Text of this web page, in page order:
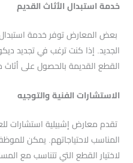
خدمة استبدال الأثاث القديم
بعض المعارض توفر خدمة استبدال
الجديد. إذا كنت ترغب في تجديد
القطع القديمة بالحصول على
الاستشارات الفنية والتوجيه
تقدم معارض إشبيلية استشارات
المناسب لاحتياجاتهم. يمكن
لاختيار القطع التي تتناسب مع